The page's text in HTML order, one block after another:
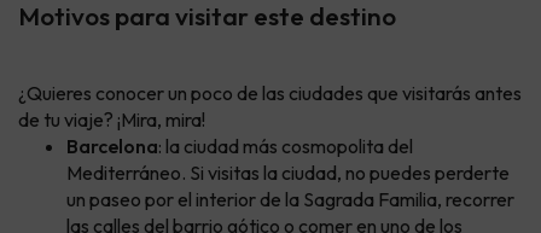
Motivos para visitar este destino
¿Quieres conocer un poco de las ciudades que visitarás antes
de tu viaje? ¡Mira, mira!
Barcelona: la ciudad más cosmopolita del
Mediterráneo. Si visitas la ciudad, no puedes perderte
un paseo por el interior de la Sagrada Familia, recorrer
las calles del barrio gótico o comer en uno de los